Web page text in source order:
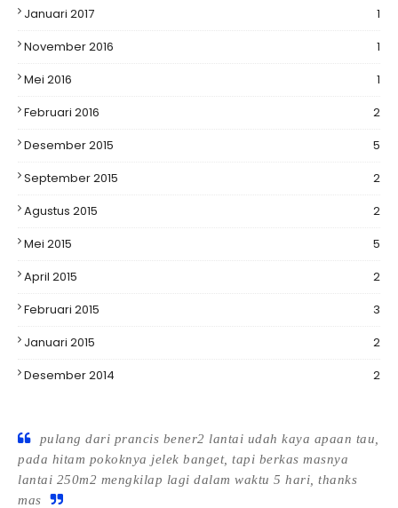
Januari 2017
1
November 2016
1
Mei 2016
1
Februari 2016
2
Desember 2015
5
September 2015
2
Agustus 2015
2
Mei 2015
5
April 2015
2
Februari 2015
3
Januari 2015
2
Desember 2014
2
pulang dari prancis bener2 lantai udah kaya apaan tau,
pada hitam pokoknya jelek banget, tapi berkas masnya
lantai 250m2 mengkilap lagi dalam waktu 5 hari, thanks
mas